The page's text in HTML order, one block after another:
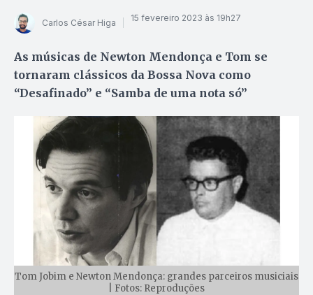
Carlos César Higa 15 fevereiro 2023 às 19h27
As músicas de Newton Mendonça e Tom se
tornaram clássicos da Bossa Nova como
“Desafinado” e “Samba de uma nota só”
Tom Jobim e Newton Mendonça: grandes parceiros musiciais
| Fotos: Reproduções